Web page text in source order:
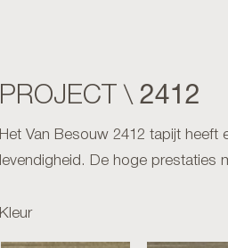
PROJECT \ 2412
Het Van Besouw 2412 tapijt
levendigheid. De hoge prestaties
Kleur